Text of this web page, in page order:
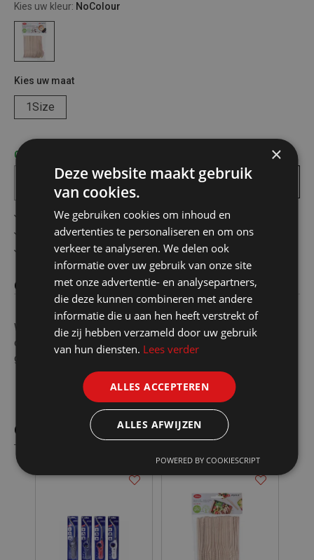
Kies uw kleur: NoColour
Kies uw maat
1Size
Op voorraad! bezorgd binnen 1 tot 2 werkdagen
Inwinkelmandje
Gratis verzending in België vanaf €75
Veilig online betalen
Advies op maat
Omschrijving
Wegwerp theelepels van hout, perfect voor een kopje koffie
onderweg! Deze set bevat 50 stuks, ideaal voor eenmalig
gebruik. Duurzaam en praktisch!
Gelijkaardige producten
×
Deze website maakt gebruik
van cookies.
We gebruiken cookies om inhoud en
advertenties te personaliseren en om ons
verkeer te analyseren. We delen ook
informatie over uw gebruik van onze site
met onze advertentie- en analysepartners,
die deze kunnen combineren met andere
informatie die u aan hen heeft verstrekt of
die zij hebben verzameld door uw gebruik
van hun diensten. Lees verder
ALLES ACCEPTEREN
ALLES AFWIJZEN
POWERED BY COOKIESCRIPT